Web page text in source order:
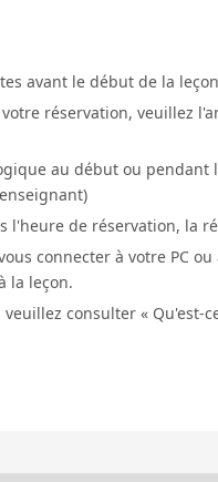
avant le début de la
réservation, veuillez
au début ou pendant
l'heure de réservation, la
connecter à votre PC
la leçon.
consulter « Qu'est-